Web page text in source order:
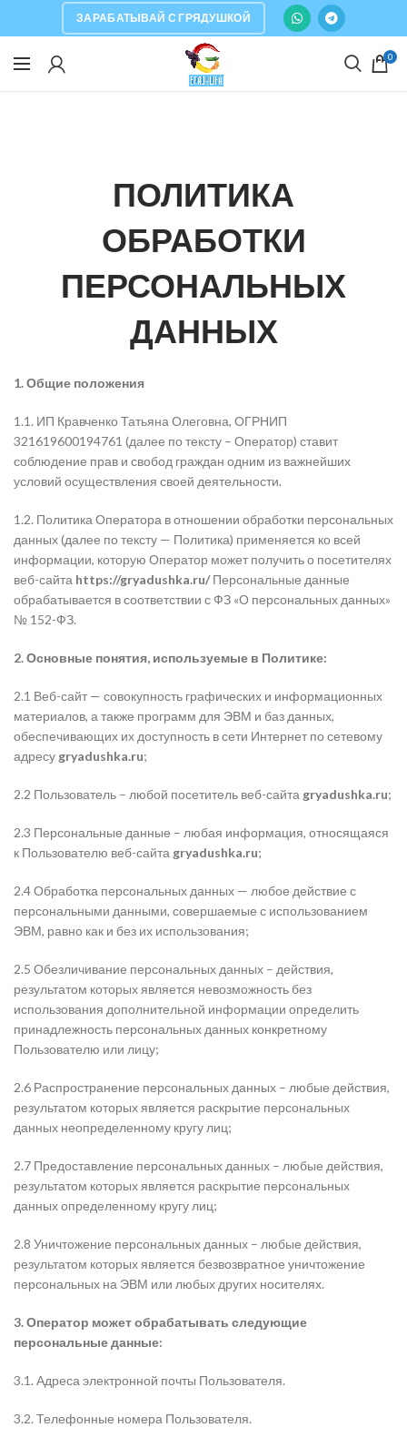
ЗАРАБАТЫВАЙ С ГРЯДУШКОЙ
0
ПОЛИТИКА
ОБРАБОТКИ
ПЕРСОНАЛЬНЫХ
ДАННЫХ
1. Общие положения
1.1. ИП Кравченко Татьяна Олеговна, ОГРНИП
321619600194761 (далее по тексту – Оператор) ставит
соблюдение прав и свобод граждан одним из важнейших
условий осуществления своей деятельности.
1.2. Политика Оператора в отношении обработки персональных
данных (далее по тексту — Политика) применяется ко всей
информации, которую Оператор может получить о посетителях
веб-сайта https://gryadushka.ru/Персональные данные
обрабатывается в соответствии с ФЗ «О персональных данных»
№ 152-ФЗ.
2. Основные понятия, используемые в Политике:
2.1 Веб-сайт — совокупность графических и информационных
материалов, а также программ для ЭВМ и баз данных,
обеспечивающих их доступность в сети Интернет по сетевому
адресу gryadushka.ru;
2.2 Пользователь – любой посетитель веб-сайта gryadushka.ru;
2.3 Персональные данные – любая информация, относящаяся
к Пользователю веб-сайта gryadushka.ru;
2.4 Обработка персональных данных — любое действие с
персональными данными, совершаемые с использованием
ЭВМ, равно как и без их использования;
2.5 Обезличивание персональных данных – действия,
результатом которых является невозможность без
использования дополнительной информации определить
принадлежность персональных данных конкретному
Пользователю или лицу;
2.6 Распространение персональных данных – любые действия,
результатом которых является раскрытие персональных
данных неопределенному кругу лиц;
2.7 Предоставление персональных данных – любые действия,
результатом которых является раскрытие персональных
данных определенному кругу лиц;
2.8 Уничтожение персональных данных – любые действия,
результатом которых является безвозвратное уничтожение
персональных на ЭВМ или любых других носителях.
3. Оператор может обрабатывать следующие
персональные данные:
3.1. Адреса электронной почты Пользователя.
3.2. Телефонные номера Пользователя.